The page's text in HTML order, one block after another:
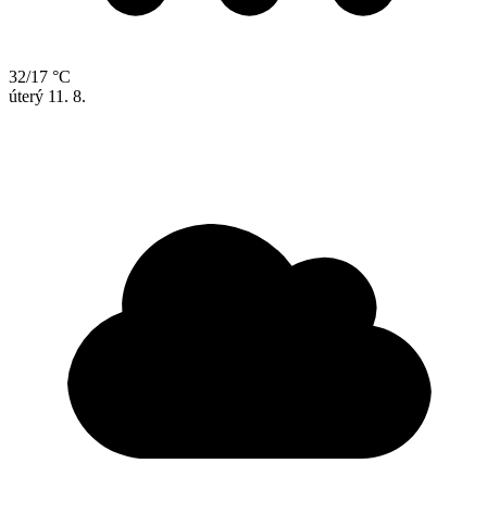
32/17 °C
úterý 11. 8.